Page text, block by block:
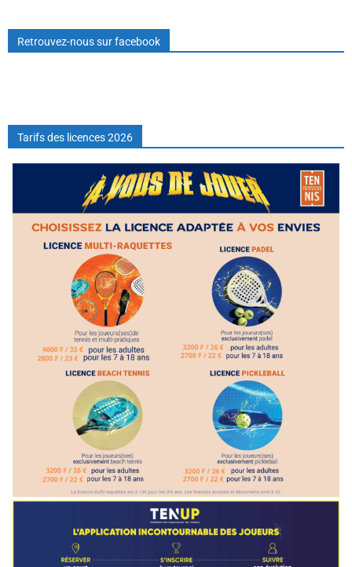
Retrouvez-nous sur facebook
Tarifs des licences 2026